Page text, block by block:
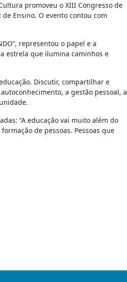
promoveu o XIII Congresso de
Ensino. O evento contou com
representou o papel e a
estrela que ilumina caminhos e
Discutir, compartilhar e
a gestão pessoal, a
“A educação vai muito além do
de pessoas. Pessoas que